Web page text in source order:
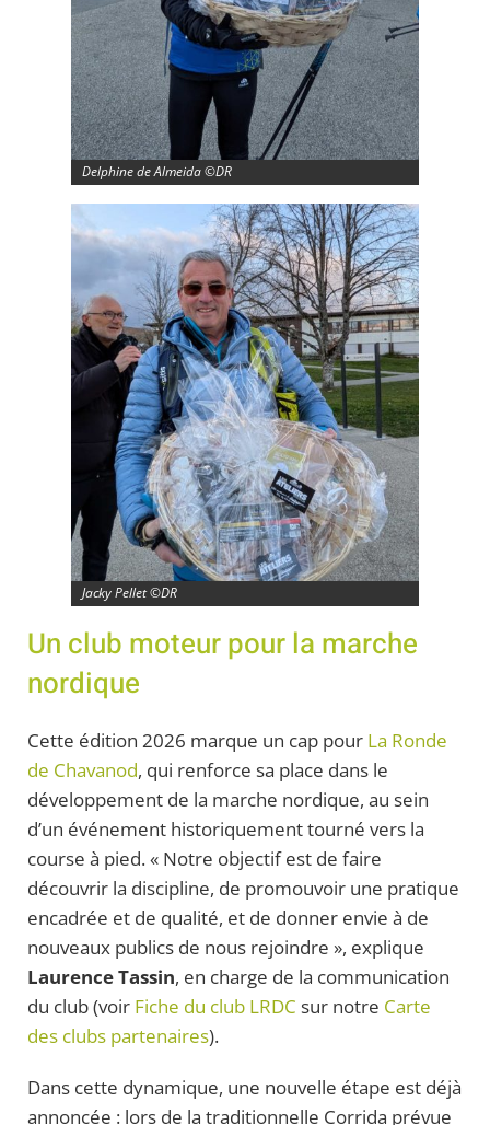
Delphine de Almeida ©DR
Jacky Pellet ©DR
Un club moteur pour la marche
nordique
Cette édition 2026 marque un cap pour La Ronde
de Chavanod, qui renforce sa place dans le
développement de la marche nordique, au sein
d’un événement historiquement tourné vers la
course à pied. « Notre objectif est de faire
découvrir la discipline, de promouvoir une pratique
encadrée et de qualité, et de donner envie à de
nouveaux publics de nous rejoindre », explique
Laurence Tassin, en charge de la communication
du club (voir Fiche du club LRDC sur notre Carte
des clubs partenaires).
Dans cette dynamique, une nouvelle étape est déjà
annoncée : lors de la traditionnelle Corrida prévue